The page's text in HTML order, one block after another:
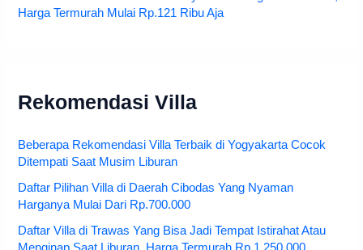
Harga Termurah Mulai Rp.121 Ribu Aja
Rekomendasi Villa
Beberapa Rekomendasi Villa Terbaik di Yogyakarta Cocok
Ditempati Saat Musim Liburan
Daftar Pilihan Villa di Daerah Cibodas Yang Nyaman
Harganya Mulai Dari Rp.700.000
Daftar Villa di Trawas Yang Bisa Jadi Tempat Istirahat Atau